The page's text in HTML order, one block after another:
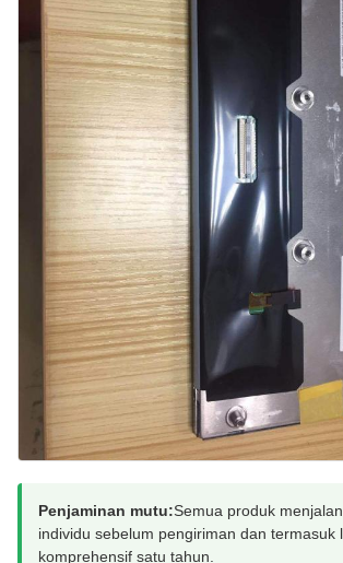
Penjaminan mutu:Semua produk
individu sebelum pengiriman dan termasuk
komprehensif satu tahun.